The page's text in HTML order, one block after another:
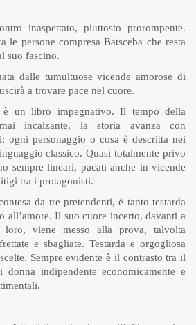
inaspettato, piuttosto prorompente.
le persone compresa Batsceba che resta
suo fascino.
dalle tumultuose vicende amorose di
a trovare pace nel cuore.
è un libro impegnativo. Il tempo della
incalzante, la storia avanza con
ogni personaggio o cosa è descritta nei
classico. Quasi totalmente privo
sempre lineari, pacati anche in vicende
tra i protagonisti.
da tre pretendenti, è tanto testarda
all’amore. Il suo cuore incerto, davanti a
viene messo alla prova, talvolta
e sbagliate. Testarda e orgogliosa
Sempre evidente è il contrasto tra il
donna indipendente economicamente e